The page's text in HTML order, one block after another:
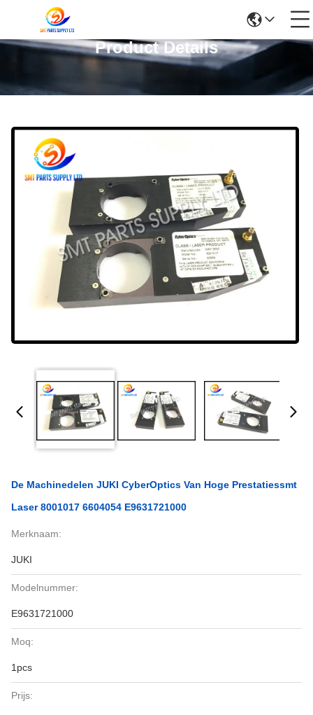
Product Details
De Machinedelen JUKI CyberOptics Van Hoge Prestatiessmt
Laser 8001017 6604054 E9631721000
Merknaam:
JUKI
Modelnummer:
E9631721000
Moq:
1pcs
Prijs: